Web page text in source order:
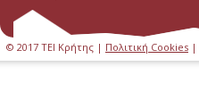
© 2017 ΤΕΙ Κρήτης | Πολιτική Cookies |